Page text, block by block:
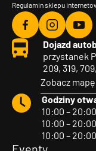
Regulamin sklepu
Agvo
Facebook
Agvo
Instagram
Agvo
Dojazd
przystanek
209, 319,
Zobacz
Godziny
10:00 – 20:00
10:00 – 20:00
10:00 – 20:00